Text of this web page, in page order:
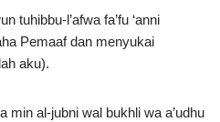
tuhibbu-l’afwa fa’fu ‘anni
Pemaaf dan menyukai
aku).
min al-jubni wal bukhli wa a’udhu